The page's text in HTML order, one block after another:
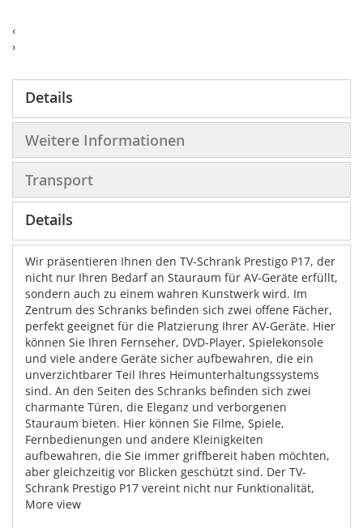
‹
›
Details
Weitere Informationen
Transport
Details
Wir präsentieren Ihnen den TV-Schrank Prestigo P17, der
nicht nur Ihren Bedarf an Stauraum für AV-Geräte erfüllt,
sondern auch zu einem wahren Kunstwerk wird. Im
Zentrum des Schranks befinden sich zwei offene Fächer,
perfekt geeignet für die Platzierung Ihrer AV-Geräte. Hier
können Sie Ihren Fernseher, DVD-Player, Spielekonsole
und viele andere Geräte sicher aufbewahren, die ein
unverzichtbarer Teil Ihres Heimunterhaltungssystems
sind. An den Seiten des Schranks befinden sich zwei
charmante Türen, die Eleganz und verborgenen
Stauraum bieten. Hier können Sie Filme, Spiele,
Fernbedienungen und andere Kleinigkeiten
aufbewahren, die Sie immer griffbereit haben möchten,
aber gleichzeitig vor Blicken geschützt sind. Der TV-
Schrank Prestigo P17 vereint nicht nur Funktionalität,
sondern auch Ästhetik. Seine wunderschöne
More view